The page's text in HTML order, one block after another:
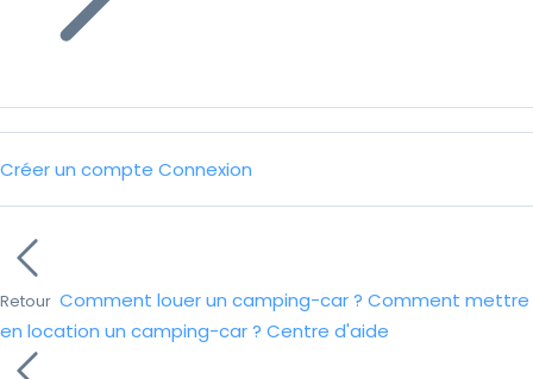
Créer un compte Connexion
Retour Comment louer un camping-car ? Comment mettre
en location un camping-car ? Centre d'aide